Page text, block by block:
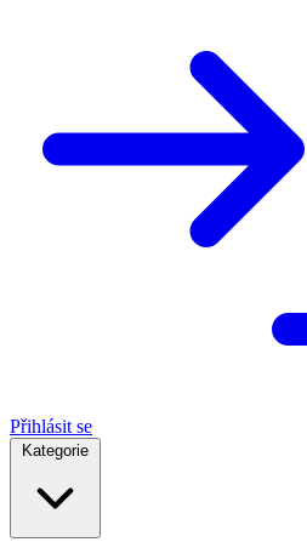
Přihlásit se
Kategorie